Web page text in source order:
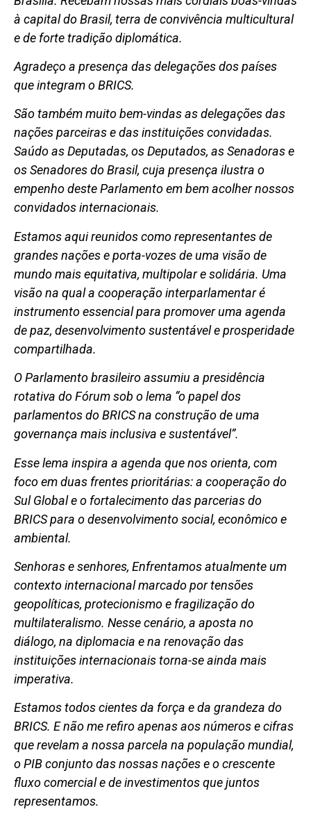
à capital do Brasil, terra de convivência multicultural
e de forte tradição diplomática.
Agradeço a presença das delegações dos países
que integram o BRICS.
São também muito bem-vindas as delegações das
nações parceiras e das instituições convidadas.
Saúdo as Deputadas, os Deputados, as Senadoras e
os Senadores do Brasil, cuja presença ilustra o
empenho deste Parlamento em bem acolher nossos
convidados internacionais.
Estamos aqui reunidos como representantes de
grandes nações e porta-vozes de uma visão de
mundo mais equitativa, multipolar e solidária. Uma
visão na qual a cooperação interparlamentar é
instrumento essencial para promover uma agenda
de paz, desenvolvimento sustentável e prosperidade
compartilhada.
O Parlamento brasileiro assumiu a presidência
rotativa do Fórum sob o lema “o papel dos
parlamentos do BRICS na construção de uma
governança mais inclusiva e sustentável”.
Esse lema inspira a agenda que nos orienta, com
foco em duas frentes prioritárias: a cooperação do
Sul Global e o fortalecimento das parcerias do
BRICS para o desenvolvimento social, econômico e
ambiental.
Senhoras e senhores, Enfrentamos atualmente um
contexto internacional marcado por tensões
geopolíticas, protecionismo e fragilização do
multilateralismo. Nesse cenário, a aposta no
diálogo, na diplomacia e na renovação das
instituições internacionais torna-se ainda mais
imperativa.
Estamos todos cientes da força e da grandeza do
BRICS. E não me refiro apenas aos números e cifras
que revelam a nossa parcela na população mundial,
o PIB conjunto das nossas nações e o crescente
fluxo comercial e de investimentos que juntos
representamos.